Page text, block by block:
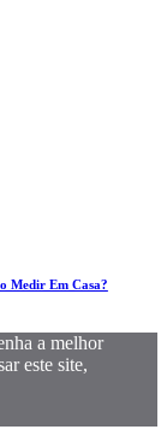
Medir Em Casa?
a melhor
este site,